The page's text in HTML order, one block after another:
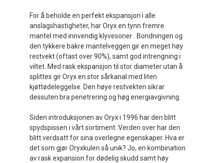
For å beholde en perfekt ekspansjon i alle
anslagshastigheter, har Oryx en tynn fremre
mantel med innvendig klyvesoner . Bondningen og
den tykkere bakre mantelveggen gir en meget høy
restvekt (oftast over 90%), samt god intrengning i
viltet. Med rask ekspansjon til stor diameter utan å
splittes gir Oryx en stor sårkanal med liten
kjøttødeleggelse. Den høye restvekten sikrar
dessuten bra penetrering og høg energiavgivning.
Siden introduksjonen av Oryx i 1996 har den blitt
spydspissen i vårt sortiment. Verden over har den
blitt verdsatt for sina overlegne egenskaper. Hva er
det som gjør Oryxkulen så unik? Jo, en kombination
av rask expansion for dødelig skudd samt høy